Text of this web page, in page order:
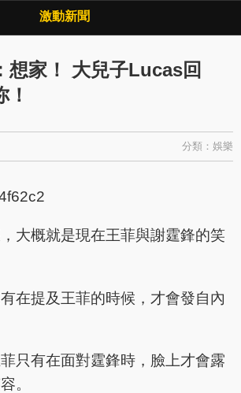
激動新聞
想家！ 大兒子Lucas回
分類： 娛樂
大概就是現在王菲與謝霆鋒的笑
在提及王菲的時候，才會發自內
只有在面對霆鋒時，臉上才會露
。
© 2026 ·激動新聞